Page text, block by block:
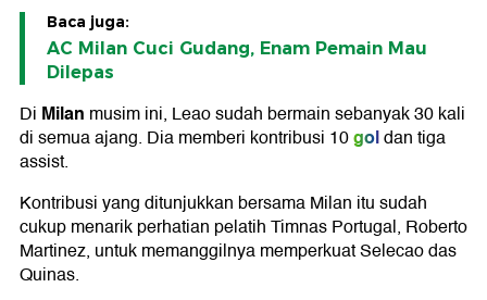
Baca juga:
AC Milan Cuci Gudang, Enam Pemain Mau
Dilepas
Di Milan musim ini, Leao sudah bermain sebanyak 30 kali
di semua ajang. Dia memberi kontribusi 10goldan tiga
assist.
Kontribusi yang ditunjukkan bersama Milan itu sudah
cukup menarik perhatian pelatih Timnas Portugal, Roberto
Martinez, untuk memanggilnya memperkuat Selecao das
Quinas.